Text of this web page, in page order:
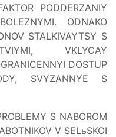
PODDERZANIY
ODNAKO
STALKIVAYTSY S
VKLYCAY
DOSTUP
SVYZANNYE S
S NABOROM
V SELьSKOI